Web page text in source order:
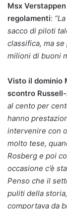
Msx
regolamenti:
sacco di piloti
classifica, ma
milioni di buoni
Visto il dominio
scontro
al cento per
hanno
intervenire con
molto tese,
Rosberg e poi
occasione c’è
Penso che il
puliti della
comportava da